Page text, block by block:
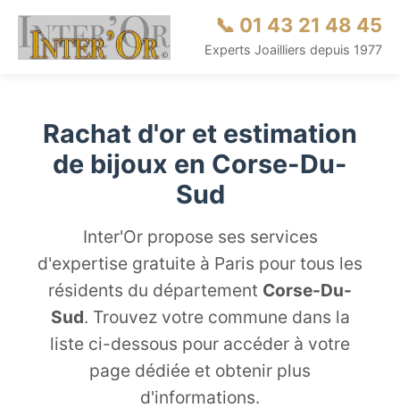
📞 01 43 21 48 45
Experts Joailliers depuis 1977
Rachat d'or et estimation
de bijoux en Corse-Du-
Sud
Inter'Or propose ses services
d'expertise gratuite à Paris pour tous les
résidents du département Corse-Du-
Sud. Trouvez votre commune dans la
liste ci-dessous pour accéder à votre
page dédiée et obtenir plus
d'informations.